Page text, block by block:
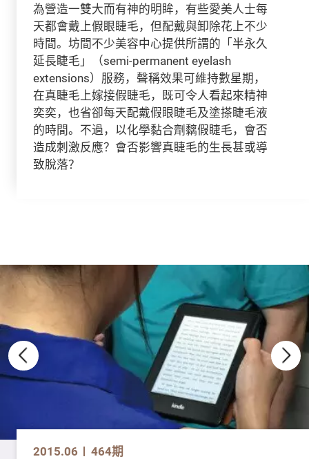
為營造一雙大而有神的明眸，有些愛美人士每
天都會戴上假眼睫毛，但配戴與卸除花上不少
時間。坊間不少美容中心提供所謂的「半永久
延長睫毛」（semi-permanent eyelash
extensions）服務，聲稱效果可維持數星期，
在真睫毛上嫁接假睫毛，既可令人看起來精神
奕奕，也省卻每天配戴假眼睫毛及塗搽睫毛液
的時間。不過，以化學黏合劑黐假睫毛，會否
造成刺激反應？會否影響真睫毛的生長甚或導
致脫落？
2015.06 464期